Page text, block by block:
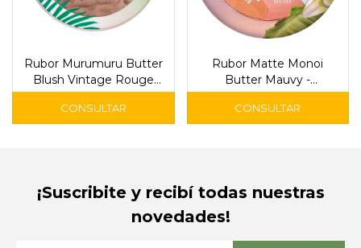
Rubor Murumuru Butter
Blush Vintage Rouge
6811 – Physicians
Rubor Matte Monoi
Butter Mauvy -
Physicians
¡Suscribite y recibí todas nuestras
novedades!